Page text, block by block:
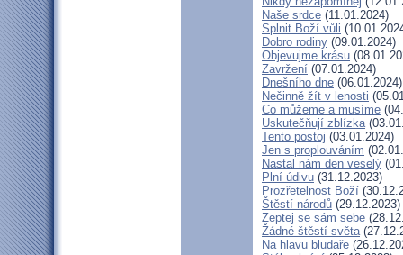
Naše srdce (11.01.2024)
Splnit Boží vůli
Dobro rodiny (09.01.2024)
Objevujme krásu
Zavržení (07.01.2024)
Dnešního dne (06.01.2024)
Nečinně žít v lenosti
Co můžeme a musíme
Uskutečňují zblízka
Tento postoj (03.01.2024)
Jen s proplouváním
Nastal nám den veselý
Plní údivu (31.12.2023)
Prozřetelnost Boží
Štěstí národů (29.12.2023)
Zeptej se sám sebe
Žádné štěstí světa
Na hlavu bludaře